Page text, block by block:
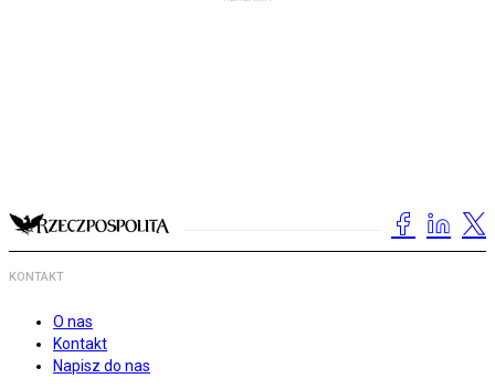
KONTAKT
O nas
Kontakt
Napisz do nas